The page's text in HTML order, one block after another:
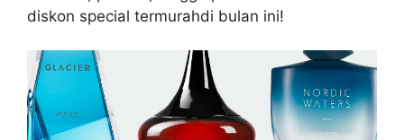
diskon special termurahdi bulan ini!